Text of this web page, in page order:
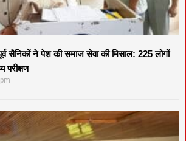
सैनिकों ने पेश की समाज सेवा की मिसाल: 225 लोगों
परीक्षण